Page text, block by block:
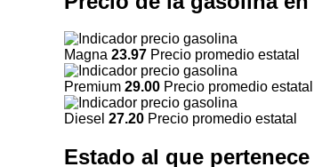
Magna 23.97 Precio promedio estatal
Premium 29.00 Precio promedio estatal
Diesel 27.20 Precio promedio estatal
Estado al que